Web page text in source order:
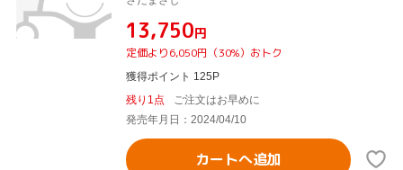
¥13,750円
定価より6,050円（30%）おトク
獲得ポイント 125P
残り1点
ご注文はお早めに
発売年月日：2024/04/10
カートへ追加